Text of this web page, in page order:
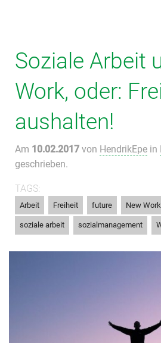
Soziale Arbeit
Work, oder:
aushalten!
Am 10.02.2017 von HendrikEpe in
geschrieben.
TAGS:
Arbeit Freiheit future New Work
soziale arbeit sozialmanagement